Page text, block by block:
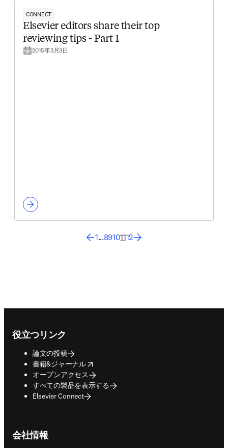
CONNECT
Elsevier editors share their top
reviewing tips - Part 1
2015年3月3日
1...89101112
役立つリンク
論文の投稿
書籍&ジャーナル
opens in new tab/window
オープンアクセス
すべての製品を表示する
Elsevier Connect
会社情報